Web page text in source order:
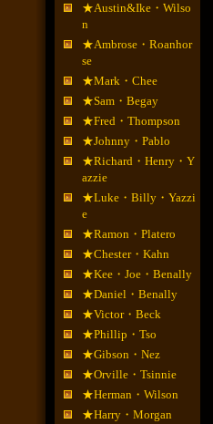
★Austin&Ike・Wilso
n
★Ambrose・Roanhor
se
★Mark・Chee
★Sam・Begay
★Fred・Thompson
★Johnny・Pablo
★Richard・Henry・Y
azzie
★Luke・Billy・Yazzi
e
★Ramon・Platero
★Chester・Kahn
★Kee・Joe・Benally
★Daniel・Benally
★Victor・Beck
★Phillip・Tso
★Gibson・Nez
★Orville・Tsinnie
★Herman・Wilson
★Harry・Morgan